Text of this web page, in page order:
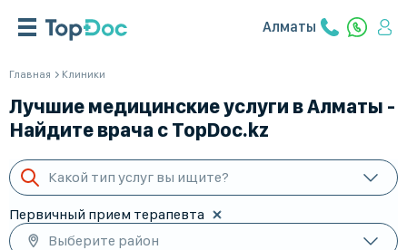
Алматы
Главная Клиники
Лучшие медицинские услуги в Алматы -
Найдите врача с TopDoc.kz
Какой тип услуг вы ищите?
Первичный прием терапевта
Выберите район